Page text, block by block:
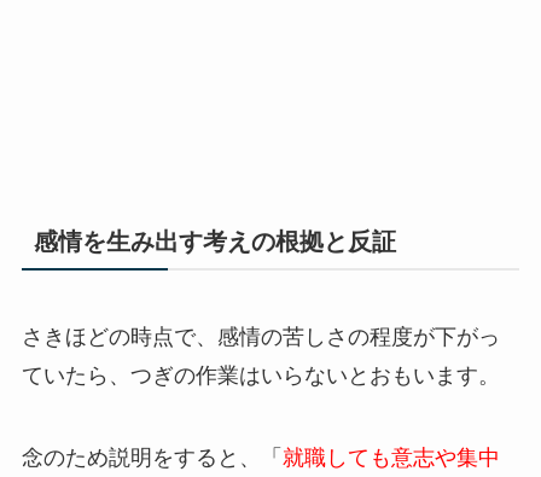
感情を生み出す考えの根拠と反証
さきほどの時点で、感情の苦しさの程度が下がっ
ていたら、つぎの作業はいらないとおもいます。
念のため説明をすると、「 就職しても意志や集中